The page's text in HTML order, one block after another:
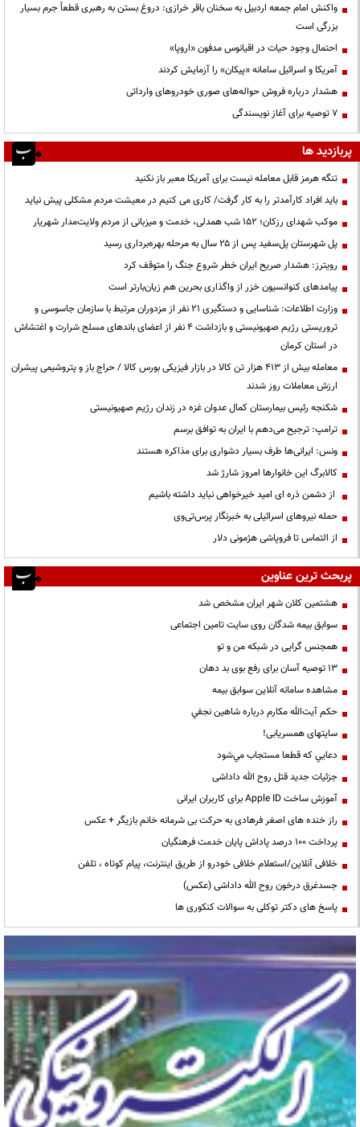
واکنش امام جمعه اردبیل به سخنان باقر خرازی: دروغ بستن به رهبری قطعاً جرم بسیار
بزرگی است
احتمال وجود حیات در اقیانوس مدفون «اروپا»
آمریکا و اسرائیل سامانه «پیکان» را آزمایش کردند
هشدار درباره فروش حواله‌های صوری خودروهای وارداتی
۷ توصیه برای آغاز نویسندگی
پربازدید ها
تنگه هرمز قابل معامله نیست برای آمریکا معبر باز نکنید
باید افراد کارآمدتر را به کار گرفت/ کاری می کنیم در معیشت مردم مشکلی پیش نیاید
موکب شهدای رزکان؛ ۱۵۲ شب همدلی، خدمت و میزبانی از مردم ولایت‌مدار شهریار
پل شهرستان پل‌سفید پس از ۲۵ سال به مرحله بهره‌برداری رسید
رویترز: هشدار صریح ایران خطر شروع جنگ را متوقف کرد
پیامدهای کنوانسیون خزر از واگذاری بحرین هم زیان‌بارتر است
وزارت اطلاعات: شناسایی و دستگیری ۲۱ نفر از مزدوران مرتبط با سازمان جاسوسی و
تروریستی رژیم صهیونیستی و بازداشت ۴ نفر از اعضای باندهای مسلح شرارت و اغتشاش
در استان کرمان
معامله بیش از ۴۱۳ هزار تن کالا در بازار فیزیکی بورس کالا / حراج باز و پتروشیمی پیشران
ارزش معاملات روز شدند
شکنجه رئیس بیمارستان کمال عدوان غزه در زندان رژیم صهیونیستی
ترامپ: ترجیح می‌دهم با ایران به توافق برسم
ونس: ایرانی‌ها طرف بسیار دشواری برای مذاکره هستند
کالابرگ این خانوارها امروز شارژ شد
از دشمن ذره ای امید خیرخواهی نباید داشته باشیم
حمله نیروهای اسرائیلی به خبرنگار پرس‌تی‌وی
از التماس تا فروپاشی هژمونی دلار
پربحث ترین عناوین
هشتمین کلان شهر ایران مشخص شد
سوابق بیمه شدگان روی سایت تامین اجتماعی
همجنس گرایی در شبکه من و تو
13 توصیه آسان برای رفع بوی بد دهان
مشاهده سامانه آنلاين سوابق بیمه
حكم آيت‌الله مكارم درباره شاهين نجفي
سایتهای همسریابی!
دعايي كه قطعا مستجاب مي‌شود
جزئیات جدید قتل روح الله داداشی
آموزش ساخت Apple ID برای کاربران ایرانی
راز خنده های اصغر فرهادی به حرکت بی شرمانه خانم بازیگر + عکس
پرداخت ۱۰۰ درصد پاداش پایان خدمت فرهنگیان
خلافی آنلاین/استعلام خلافی خودرو از طریق اینترنت، پیام کوتاه ، تلفن
جسدغرق درخون روح الله داداشی (عکس)
پاسخ های دکتر توکلی به سوالات کنکوری ها